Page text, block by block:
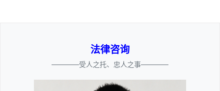
法律咨询
————受人之托、忠人之事————